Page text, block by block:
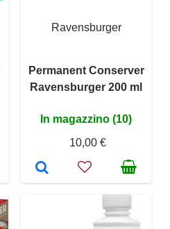
Ravensburger
Permanent Conserver
Ravensburger 200 ml
In magazzino (10)
10,00 €